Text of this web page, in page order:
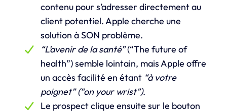
contenu pour s’adresser directement au
client potentiel. Apple cherche une
solution à SON problème.
“L’avenir de la santé”(“The future of
health”) semble lointain, mais Apple offre
un accès facilité en étant “à votre
poignet” (“on your wrist”).
Le prospect clique ensuite sur le bouton